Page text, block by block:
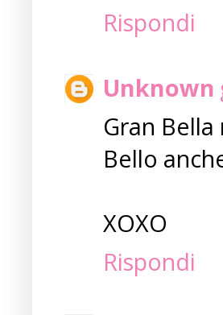
Rispondi
Unknown
Gran
Bello
XOXO
Rispondi